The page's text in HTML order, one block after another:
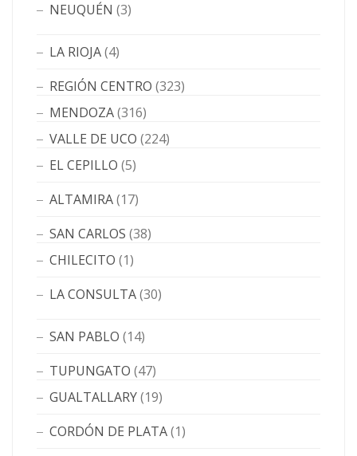
NEUQUÉN (3)
LA RIOJA(4)
REGIÓN CENTRO (323)
MENDOZA(316)
VALLE DE UCO (224)
EL CEPILLO (5)
ALTAMIRA(17)
SAN CARLOS (38)
CHILECITO (1)
LA CONSULTA(30)
SAN PABLO (14)
TUPUNGATO (47)
GUALTALLARY(19)
CORDÓN DE PLATA(1)